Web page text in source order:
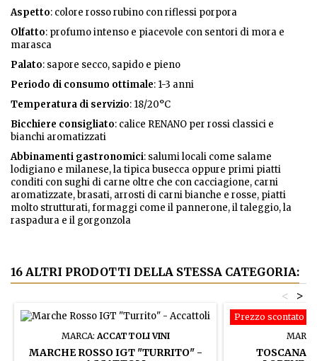
Aspetto: colore rosso rubino con riflessi porpora
Olfatto: profumo intenso e piacevole con sentori di mora e
marasca
Palato: sapore secco, sapido e pieno
Periodo di consumo ottimale: 1-3 anni
Temperatura di servizio: 18/20°C
Bicchiere consigliato: calice RENANO per rossi classici e
bianchi aromatizzati
Abbinamenti gastronomici: salumi locali come salame
lodigiano e milanese, la tipica busecca oppure primi piatti
conditi con sughi di carne oltre che con cacciagione, carni
aromatizzate, brasati, arrosti di carni bianche e rosse, piatti
molto strutturati, formaggi come il pannerone, il taleggio, la
raspadura e il gorgonzola
16 ALTRI PRODOTTI DELLA STESSA CATEGORIA:
>
<
MARCA: ACCATTOLI VINI
MARCHE ROSSO IGT "TURRITO" -
Prezzo scontato
TOSCANA